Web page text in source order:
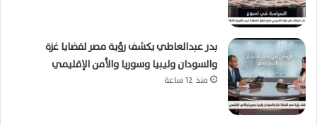
بدر عبدالعاطي يكشف رؤية مصر لقضايا غزة
والسودان وليبيا وسوريا والأمن الإقليمي
منذ 12 ساعة